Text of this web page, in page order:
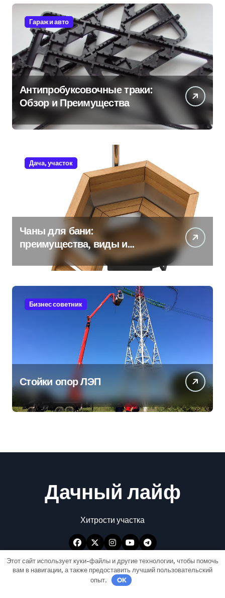
Гараж и авто
Антипробуксовочные траки:
Обзор и Преимущества
Дача, участок
Чаны для бани:
преимущества, виды и
особенности использования
Бизнес советник
Стойки опор ЛЭП
Дачный лайф
Хитрости участка
Этот сайт использует куки-файлы и другие технологии, чтобы помочь
вам в навигации, а также предоставить лучший пользовательский
опыт.
OK